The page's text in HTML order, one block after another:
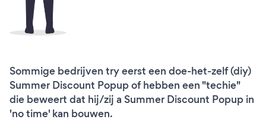
Sommige bedrijven try eerst een doe-het-zelf (diy)
Summer Discount Popup of hebben een "techie"
die beweert dat hij/zij a Summer Discount Popup in
'no time' kan bouwen.